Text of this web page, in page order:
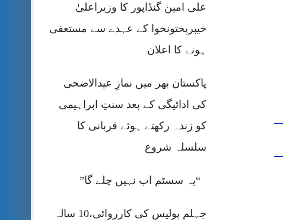
علی امین گنڈاپور کا وزیراعلیٰ
خیبرپختونخوا کے عہدے سے مستعفی
ہونے کا اعلان
پاکستان بھر میں نمازِ عیدالاضحی
کی ادائیگی کے بعد سنتِ ابراہیمی
کو زندہ رکھتے ہوئے قربانی کا
سلسلہ شروع
“یہ سسٹم اب نہیں چلے گا”
جہلم پولیس کی کارروائی،10 سالہ